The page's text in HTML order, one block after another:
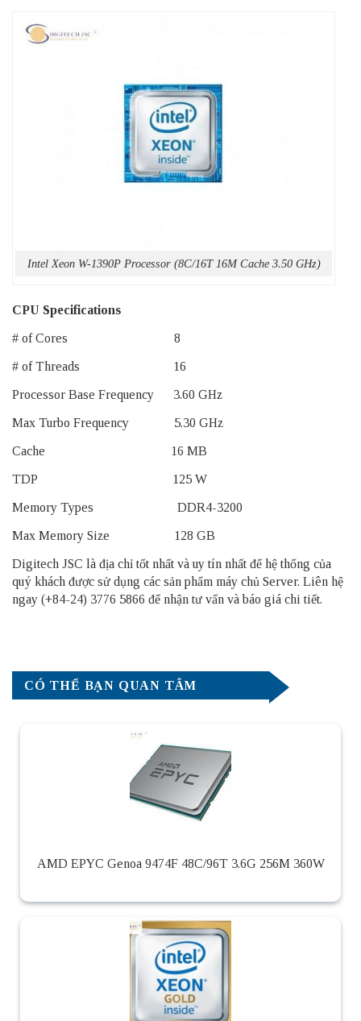
Intel Xeon W-1390P Processor (8C/16T 16M Cache 3.50 GHz)
CPU Specifications
# of Cores 8
# of Threads 16
Processor Base Frequency 3.60 GHz
Max Turbo Frequency 5.30 GHz
Cache 16 MB
TDP 125 W
Memory Types DDR4-3200
Max Memory Size 128 GB
Digitech JSC là địa chỉ tốt nhất và uy tín nhất để hệ thống của
quý khách được sử dụng các sản phẩm máy chủ Server. Liên hệ
ngay (+84-24) 3776 5866 để nhận tư vấn và báo giá chi tiết.
CÓ THỂ BẠN QUAN TÂM
AMD EPYC Genoa 9474F 48C/96T 3.6G 256M 360W